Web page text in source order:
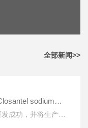
罗散泰钠，是一种
典》检测，纯度
全部新闻>>
sodium
成功，并将生产技